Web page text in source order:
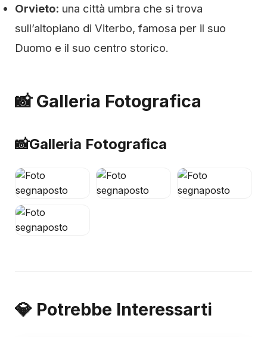
Orvieto: una città umbra che si trova
sull’altopiano di Viterbo, famosa per il suo
Duomo e il suo centro storico.
📸 Galleria Fotografica
📸Galleria Fotografica
💎 Potrebbe Interessarti